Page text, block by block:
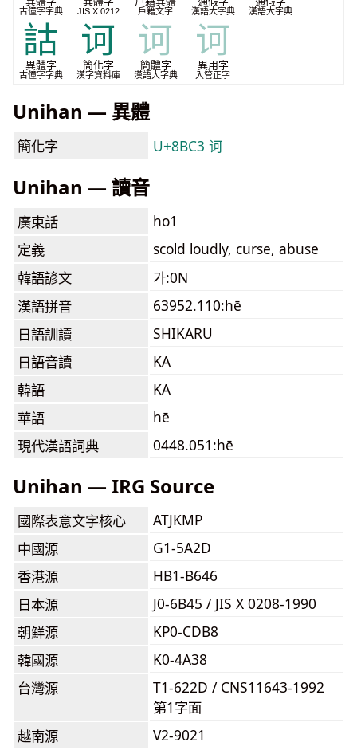
古僮字字典 JIS X 0212 戶籍文字 漢語大字典 漢語大字典
詁
異體字
古僮字字典
诃
簡化字
漢字資料庫
诃
簡體字
漢語大字典
诃
異用字
入管正字
Unihan — 異體
簡化字 U+8BC3 诃
Unihan — 讀音
廣東話
ho1
定義
scold loudly, curse, abuse
韓語諺文
가:0N
漢語拼音
63952.110:hē
日語訓讀
SHIKARU
日語音讀
KA
韓語
KA
華語
hē
現代漢語詞典
0448.051:hē
Unihan — IRG Source
國際表意文字核心
ATJKMP
中國源
G1-5A2D
香港源
HB1-B646
日本源
J0-6B45 / JIS X 0208-1990
朝鮮源
KP0-CDB8
韓國源
K0-4A38
台灣源
T1-622D / CNS11643-1992
第1字面
越南源
V2-9021